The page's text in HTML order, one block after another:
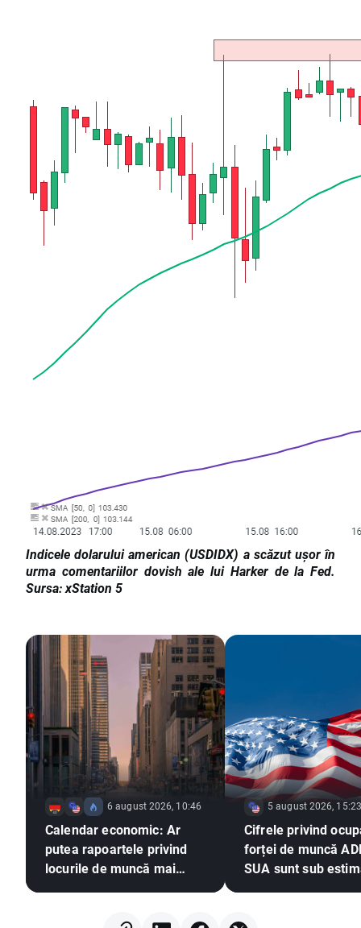
Indicele dolarului american (USDIDX) a scăzut ușor în
urma comentariilor dovish ale lui Harker de la Fed.
Sursa: xStation 5
6 august 2026, 10:46
Calendar economic: Ar
putea rapoartele privind
locurile de muncă mai
5 august 2026, 15:23
Cifrele privind
forței de muncă
SUA sunt sub